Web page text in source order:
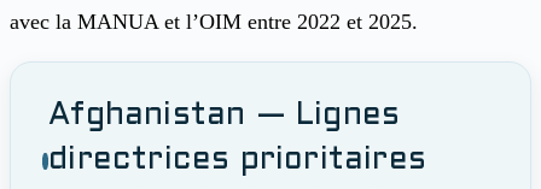
avec la MANUA et l’OIM entre 2022 et 2025.
Afghanistan — Lignes
directrices prioritaires